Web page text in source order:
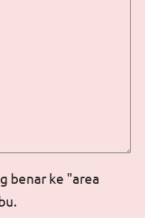
benar ke "area